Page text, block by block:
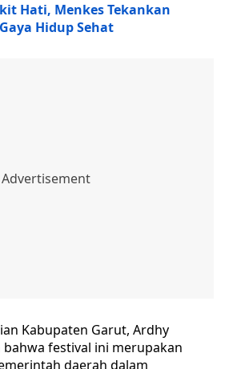
Hati, Menkes Tekankan
Hidup Sehat
Kabupaten Garut, Ardhy
festival ini merupakan
daerah dalam